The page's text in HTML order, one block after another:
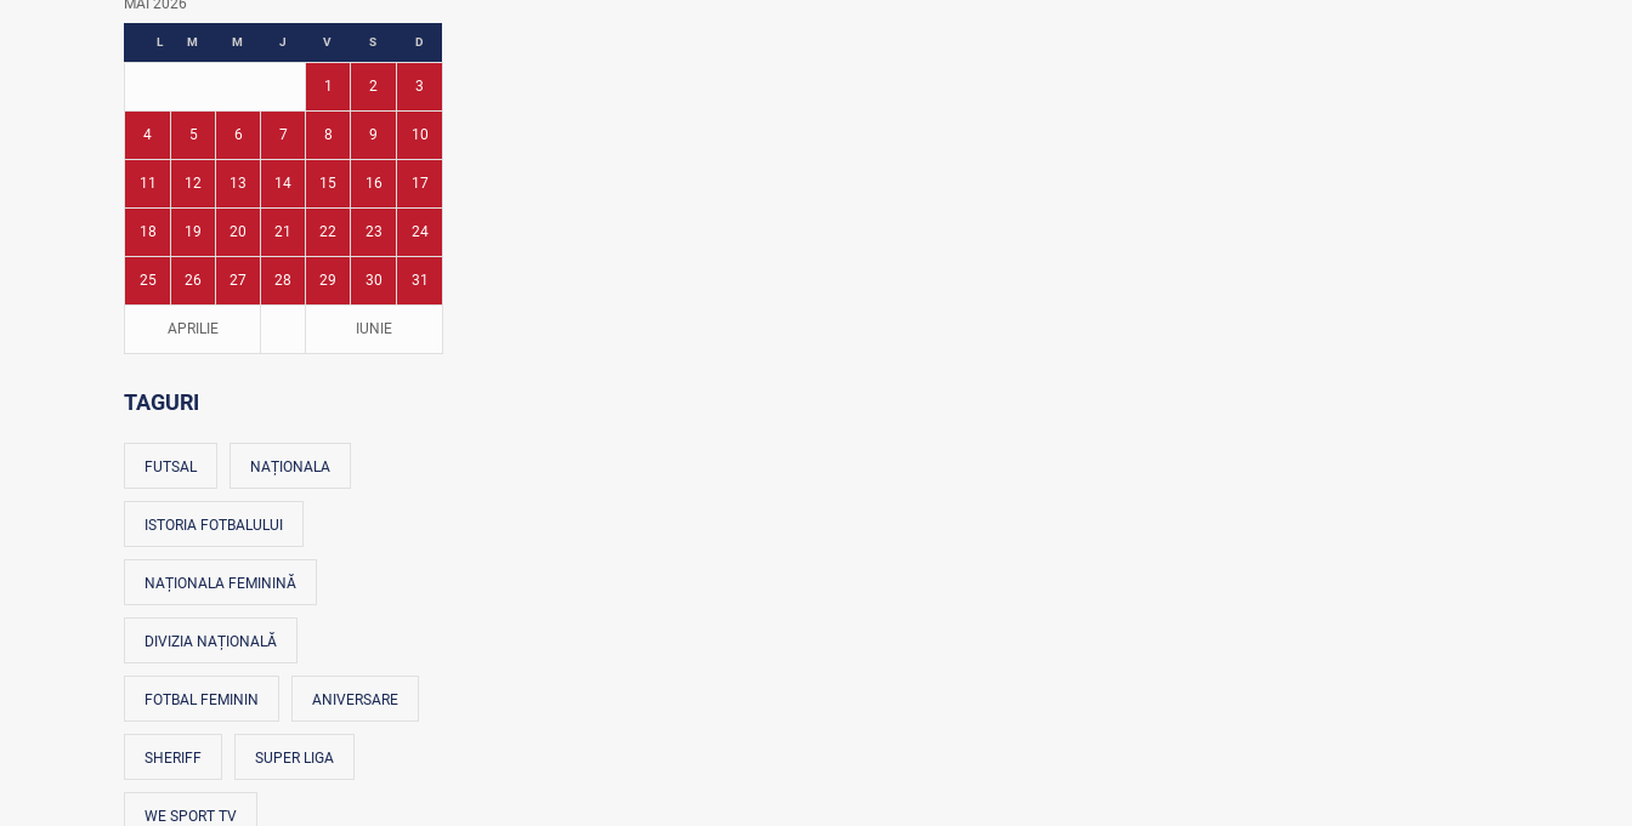
Fotbal în grădinițe
MAI 2026
L M M J V S D
1 2 3
4 5 6 7 8 9 10
11 12 13 14 15 16 17
18 19 20 21 22 23 24
25 26 27 28 29 30 31
APRILIE IUNIE
TAGURI
FUTSAL NAȚIONALA
ISTORIA FOTBALULUI
NAȚIONALA FEMININĂ
DIVIZIA NAȚIONALĂ
FOTBAL FEMININ ANIVERSARE
SHERIFF SUPER LIGA
WE SPORT TV